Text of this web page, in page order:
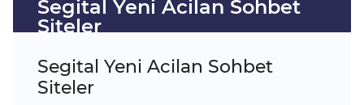
Segital Yeni Acilan Sohbet
Siteler
Segital Yeni Acilan Sohbet
Siteler